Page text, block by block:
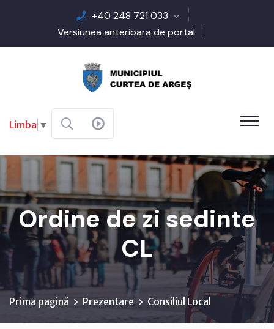
+40 248 721 033
Versiunea anterioara de portal
Limba ▼
Ordine de zi sedinte
CL
Prima pagină Prezentare Consiliul Local